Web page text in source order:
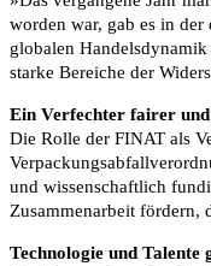
worden war, gab es in
globalen
starke Bereiche der
Ein Verfechter fairer
Die Rolle der FINAT als
und wissenschaftlich
Zusammenarbeit fördern,
Technologie und Talente